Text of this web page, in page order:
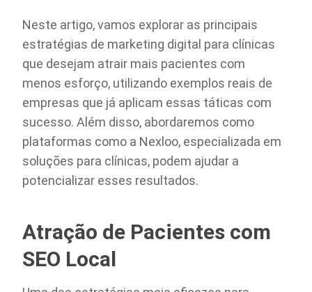
Neste artigo, vamos explorar as principais
estratégias de marketing digital para clínicas
que desejam atrair mais pacientes com
menos esforço, utilizando exemplos reais de
empresas que já aplicam essas táticas com
sucesso. Além disso, abordaremos como
plataformas como a Nexloo, especializada em
soluções para clínicas, podem ajudar a
potencializar esses resultados.
Atração de Pacientes com
SEO Local